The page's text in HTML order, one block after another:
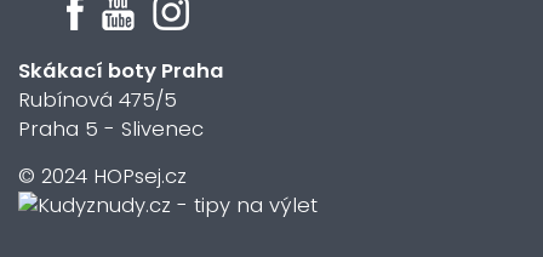
Skákací boty Praha
Rubínová 475/5
Praha 5 - Slivenec
© 2024 HOPsej.cz